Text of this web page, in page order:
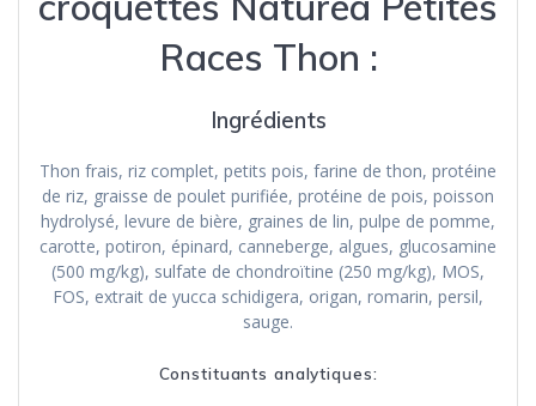
Races Thon :
Ingrédients
Thon frais, riz complet, petits pois, farine de thon, protéine
de riz, graisse de poulet purifiée, protéine de pois, poisson
hydrolysé, levure de bière, graines de lin, pulpe de pomme,
carotte, potiron, épinard, canneberge, algues, glucosamine
(500 mg/kg), sulfate de chondroïtine (250 mg/kg), MOS,
FOS, extrait de yucca schidigera, origan, romarin, persil,
sauge.
Constituants analytiques: